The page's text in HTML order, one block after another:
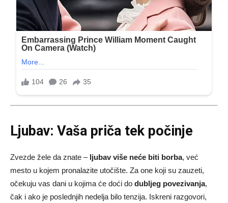
Ljubav: Vaša priča tek počinje
Zvezde žele da znate – ljubav više neće biti borba, već
mesto u kojem pronalazite utočište. Za one koji su zauzeti,
očekuju vas dani u kojima će doći do dubljeg povezivanja,
čak i ako je poslednjih nedelja bilo tenzija. Iskreni razgovori,